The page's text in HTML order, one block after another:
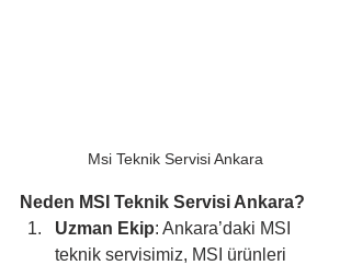
Msi Teknik Servisi Ankara
Neden MSI Teknik Servisi Ankara?
Uzman Ekip: Ankara’daki MSI
teknik servisimiz, MSI ürünleri